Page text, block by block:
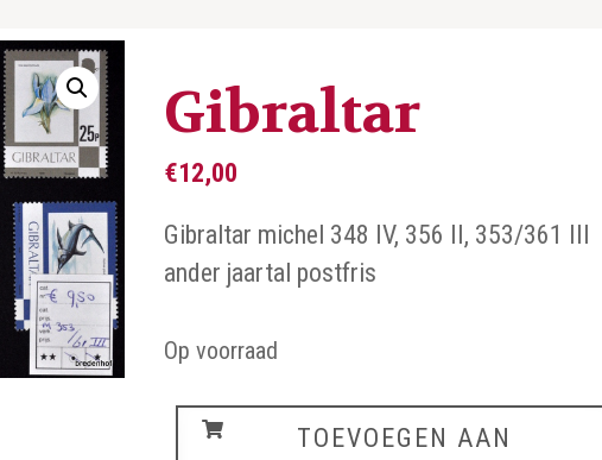
Gibraltar
€12,00
Gibraltar michel 348 IV, 356 II, 353/361 III
ander jaartal postfris
Op voorraad
Gibraltar
TOEVOEGEN AAN